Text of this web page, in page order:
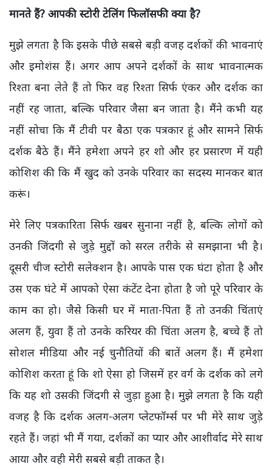
मानते हैं? आपकी स्टोरी टेलिंग फिलॉसफी क्या है?
मुझे लगता है कि इसके पीछे सबसे बड़ी वजह दर्शकों की भावनाएं
और इमोशंस हैं। अगर आप अपने दर्शकों के साथ भावनात्मक
रिश्ता बना लेते हैं तो फिर वह रिश्ता सिर्फ एंकर और दर्शक का
नहीं रह जाता, बल्कि परिवार जैसा बन जाता है। मैंने कभी यह
नहीं सोचा कि मैं टीवी पर बैठा एक पत्रकार हूं और सामने सिर्फ
दर्शक बैठे हैं। मैंने हमेशा अपने हर शो और हर प्रसारण में यही
कोशिश की कि मैं खुद को उनके परिवार का सदस्य मानकर बात
करूं।
मेरे लिए पत्रकारिता सिर्फ खबर सुनाना नहीं है, बल्कि लोगों को
उनकी जिंदगी से जुड़े मुद्दों को सरल तरीके से समझाना भी है।
दूसरी चीज स्टोरी सलेक्शन है। आपके पास एक घंटा होता है और
उस एक घंटे में आपको ऐसा कंटेंट देना होता है जो पूरे परिवार के
काम का हो। जैसे किसी घर में माता-पिता हैं तो उनकी चिंताएं
अलग हैं,युवा हैं तो उनके करियर की चिंता अलग है, बच्चे हैं तो
सोशल मीडिया और नई चुनौतियों की बातें अलग हैं। मैं हमेशा
कोशिश करता हूं कि शो ऐसा हो जिसमें हर वर्ग के दर्शक को लगे
कि यह शो उसकी जिंदगी से जुड़ा हुआ है। मुझे लगता है कि यही
वजह है कि दर्शक अलग-अलग प्लेटफॉर्म्स पर भी मेरे साथ जुड़े
रहते हैं। जहां भी मैं गया, दर्शकों का प्यार और आशीर्वाद मेरे साथ
आया और वही मेरी सबसे बड़ी ताकत है।